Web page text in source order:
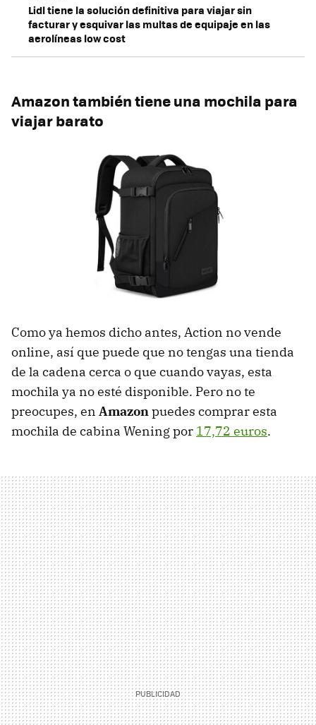
Lidl tiene la solución definitiva para viajar sin
facturar y esquivar las multas de equipaje en las
aerolíneas low cost
Amazon también tiene una mochila para
viajar barato
Como ya hemos dicho antes, Action no vende
online, así que puede que no tengas una tienda
de la cadena cerca o que cuando vayas, esta
mochila ya no esté disponible. Pero no te
preocupes, en Amazonpuedes comprar esta
mochila de cabina Wening por 17,72 euros.